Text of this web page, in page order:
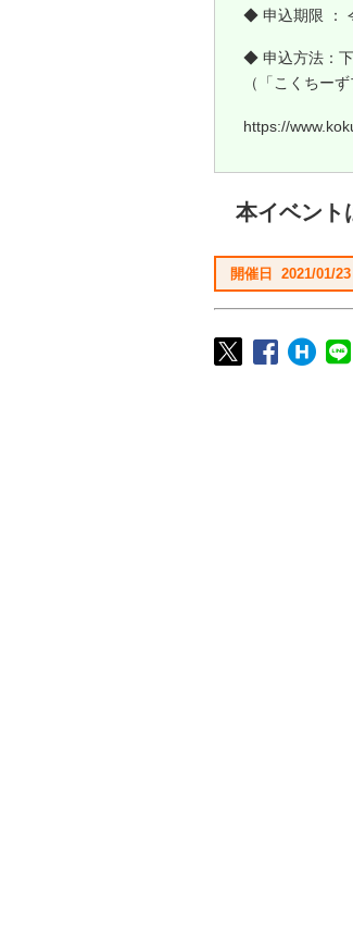
◆ 申込期限 ：
◆ 申込方法：下
（「こくちー
https://
本イベント
開催日 2021/01/23